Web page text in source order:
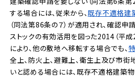
する場合には、従来から、既存不適格建
（同法第86条の７）が適用され、確認申
ストックの有効活用を図った2014（平
により、他の敷地へ移転する場合でも、
全上、防火上、避難上、衛生上及び市
いと認める場合には、既存不適格建築